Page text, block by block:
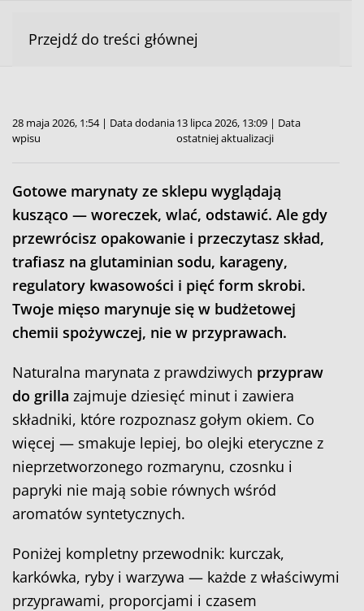
Przejdź do treści głównej
28 maja 2026, 1:54 | Data dodania
wpisu
13 lipca 2026, 13:09 | Data
ostatniej aktualizacji
Gotowe marynaty ze sklepu wyglądają
kusząco — woreczek, wlać, odstawić. Ale gdy
przewrócisz opakowanie i przeczytasz skład,
trafiasz na glutaminian sodu, karageny,
regulatory kwasowości i pięć form skrobi.
Twoje mięso marynuje się w budżetowej
chemii spożywczej, nie w przyprawach.
Naturalna marynata z prawdziwych przypraw
do grilla zajmuje dziesięć minut i zawiera
składniki, które rozpoznasz gołym okiem. Co
więcej — smakuje lepiej, bo olejki eteryczne z
nieprzetworzonego rozmarynu, czosnku i
papryki nie mają sobie równych wśród
aromatów syntetycznych.
Poniżej kompletny przewodnik: kurczak,
karkówka, ryby i warzywa — każde z właściwymi
przyprawami, proporcjami i czasem